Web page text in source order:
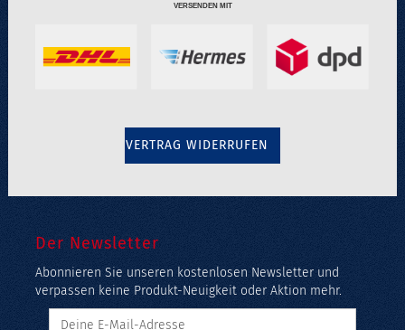
VERSENDEN MIT
VERTRAG WIDERRUFEN
Der Newsletter
Abonnieren Sie unseren kostenlosen Newsletter und
verpassen keine Produkt-Neuigkeit oder Aktion mehr.